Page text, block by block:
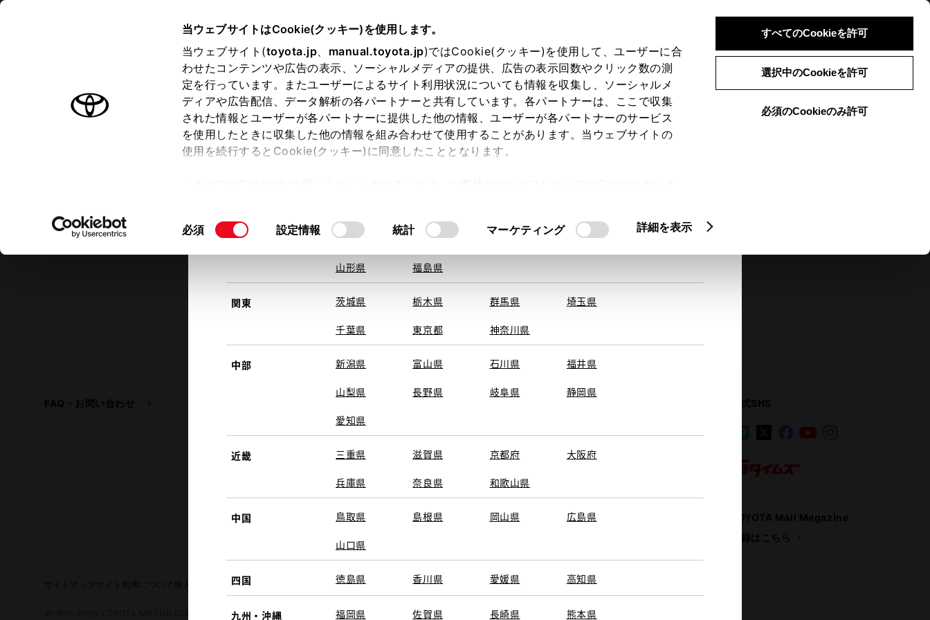
当ウェブサイトはCookie(クッキー)を使用します。
当ウェブサイト(toyota.jp、 manual.toyota.jp)ではCookie(クッキー)を使用して、ユーザーに合
わせたコンテンツや広告の表示、ソーシャルメディアの提供、広告の表示回数やクリック数の測
定を行っています。またユーザーによるサイト利用状況についても情報を収集し、ソーシャルメ
ディアや広告配信、データ解析の各パートナーと共有しています。各パートナーは、ここで収集
された情報とユーザーが各パートナーに提供した他の情報、ユーザーが各パートナーのサービス
を使用したときに収集した他の情報を組み合わせて使用することがあります。当ウェブサイトの
使用を続行するとCookie(クッキー)に同意したこととなります。
て」をご覧ください。
同
必須 設定情報 統計 マーケティング 詳細を表示
すべてのCookieを許可
選択中のCookieを許可
必須のCookieのみ許可
ログイン 検索 メニュー
オーナーサポート トピックス
現在地を取得できませんでした。
該当する地域・都道府県をお選びください。
北海道 旭川 釧路 札幌
東北 青森県 岩手県 宮城県 秋田県
山形県 福島県
関東 茨城県 栃木県 群馬県 埼玉県
千葉県 東京都 神奈川県
中部 新潟県 富山県 石川県 福井県
山梨県 長野県 岐阜県 静岡県
愛知県
近畿 三重県 滋賀県 京都府 大阪府
兵庫県 奈良県 和歌山県
中国 鳥取県 島根県 岡山県 広島県
山口県
四国 徳島県 香川県 愛媛県 高知県
九州・沖縄 福岡県 佐賀県 長崎県 熊本県
トヨタ認定中古車 メニュー
トヨタ認定中古車の魅力 3つの買い方 オンライン購入 お気に入り
申し訳ございません。
何らかの問題が発生しました。
恐れ入りますが、しばらく経ってから再度、お試し下さい。
FAQ・お問い合わせ
トヨタイムズ トヨタ中古車オンラインストア
クルマ買取
トヨタレンタカー
TOYOTA SHARE
トヨタのau/UQ
公式SNS
LINE Facebook
YouTube
TOYOTA Mail Magazine
登録はこちら
サイト利用について 個人情報の取扱いについて TOYOTAアカウント利用規約 反社会的勢力に対する基本方針企業情報 リコール情報
©1995-2026 TOYOTA MOTOR CORPORATION. ALL RIGHTS RESERVED.